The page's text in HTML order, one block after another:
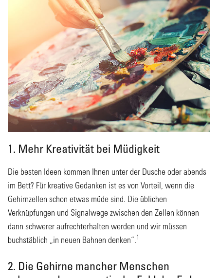
1. Mehr Kreativität bei Müdigkeit
Die besten Ideen kommen Ihnen unter der Dusche oder abends
im Bett? Für kreative Gedanken ist es von Vorteil, wenn die
Gehirnzellen schon etwas müde sind. Die üblichen
Verknüpfungen und Signalwege zwischen den Zellen können
dann schwerer aufrechterhalten werden und wir müssen
buchstäblich „in neuen Bahnen denken“.1
2. Die Gehirne mancher Menschen